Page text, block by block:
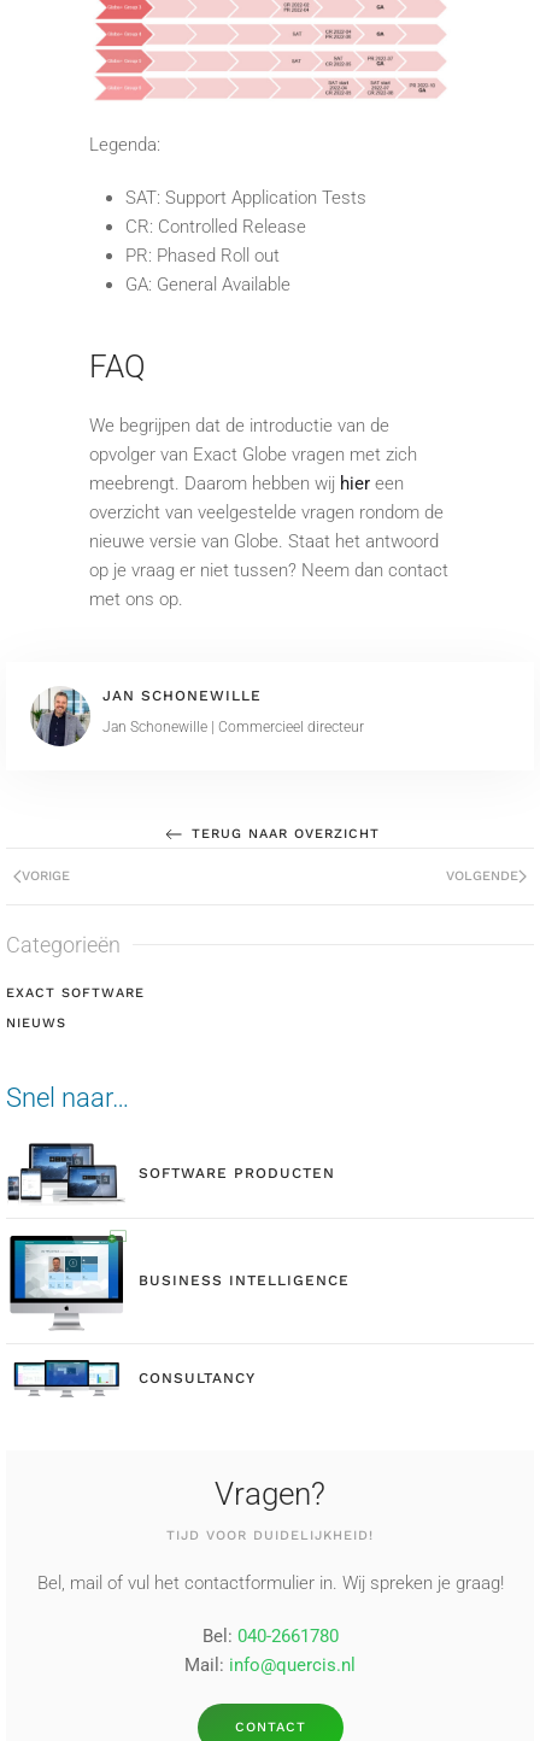
Legenda:
SAT: Support Application Tests
CR: Controlled Release
PR: Phased Roll out
GA: General Available
FAQ
We begrijpen dat de introductie van de
opvolger van Exact Globe vragen met zich
meebrengt. Daarom hebben wij hier een
overzicht van veelgestelde vragen rondom de
nieuwe versie van Globe. Staat het antwoord
op je vraag er niet tussen? Neem dan contact
met ons op.
JAN SCHONEWILLE
Jan Schonewille | Commercieel directeur
TERUG NAAR OVERZICHT
VORIGE VOLGENDE
Categorieën
EXACT SOFTWARE
NIEUWS
Snel naar…
SOFTWARE PRODUCTEN
BUSINESS INTELLIGENCE
CONSULTANCY
Vragen?
TIJD VOOR DUIDELIJKHEID!
Bel, mail of vul het contactformulier in. Wij spreken je graag!
Bel: 040-2661780
Mail: info@quercis.nl
CONTACT